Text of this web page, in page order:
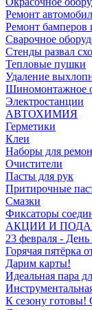
Ремонт
Ремонт бамперов
Сварочное
Стенды развал
Тепловые пушки
Удаление
Шиномонтажное
Электростанции
АВТОХИМИЯ
Герметики
Клеи
Наборы для
Очистители
Пасты для рук
Притирочные
Смазки
Фиксаторы
АКЦИИ И
23 февраля -
Горячая пятёрка
Дарим карты!
Идеальная пара
К сезону